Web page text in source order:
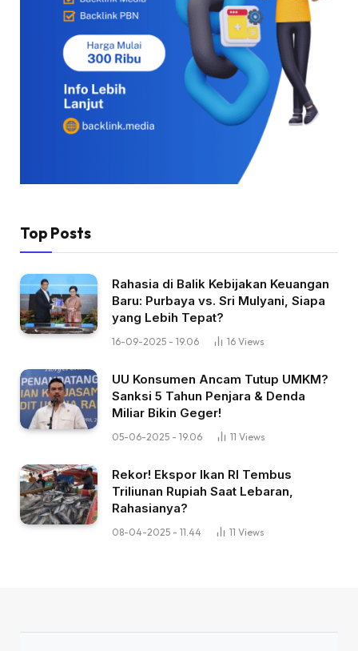
Top Posts
Rahasia di Balik Kebijakan Keuangan
Baru: Purbaya vs. Sri Mulyani, Siapa
yang Lebih Tepat?
16-09-2025 - 19.06 16 Views
UU Konsumen Ancam Tutup UMKM?
Sanksi 5 Tahun Penjara & Denda
Miliar Bikin Geger!
05-06-2025 - 19.06 11 Views
Rekor! Ekspor Ikan RI Tembus
Triliunan Rupiah Saat Lebaran,
Rahasianya?
08-04-2025 - 11.44 11 Views